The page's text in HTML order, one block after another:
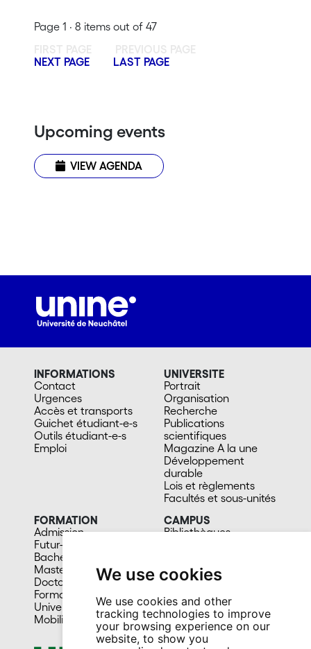
We use cookies
We use cookies and other
tracking technologies to improve
your browsing experience on our
website, to show you
Page 1 · 8 items out of 47
NEXT PAGE
LAST PAGE
Upcoming events
VIEW AGENDA
INFORMATIONS
Contact
Urgences
Accès et transports
Guichet étudiant-e-s
Outils étudiant-e-s
Emploi
UNIVERSITE
Portrait
Organisation
Recherche
Publications
scientifiques
Magazine A la une
Développement
durable
Lois et règlements
Facultés et sous-unités
FORMATION
Admission
Futur-e étudiant-e
Bachelors
Masters
Doctorat
Formation continue
Université du 3e âge
Mobilité
CAMPUS
Bibliothèques
Santé
Cafétérias